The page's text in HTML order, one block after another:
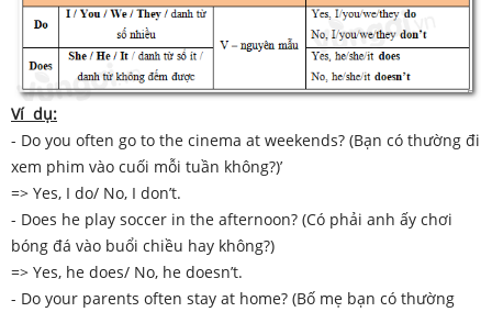
Ví dụ:
- Do you often go to the cinema at weekends? (Bạn có thường đi
xem phim vào cuối mỗi tuần không?)’
=> Yes, I do/ No, I don’t.
- Does he play soccer in the afternoon? (Có phải anh ấy chơi
bóng đá vào buổi chiều hay không?)
=> Yes, he does/ No, he doesn’t.
- Do your parents often stay at home? (Bố mẹ bạn có thường